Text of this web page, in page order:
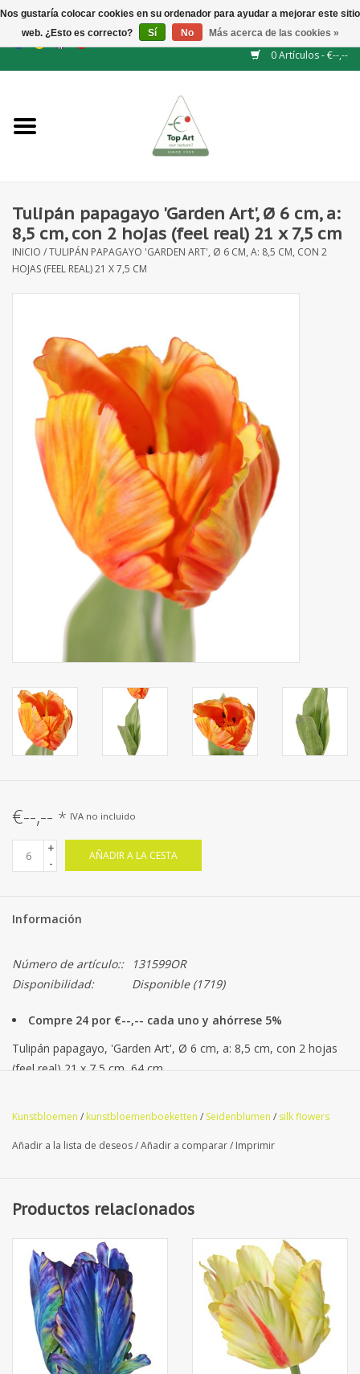
GBP/CHF /BGN/
0 Artículos - €--,--
NUEVO
Flores artificiales
Fruta artificial
decoración
Coronas de flores
Tulipán papagayo 'Garden Art', Ø 6 cm, a:
8,5 cm, con 2 hojas (feel real) 21 x 7,5 cm
INICIO /TULIPÁN PAPAGAYO 'GARDEN ART', Ø 6 CM, A: 8,5 CM, CON 2
HOJAS (FEEL REAL) 21 X 7,5 CM
€--,-- * IVA no incluido
+
-
AÑADIR A LA CESTA
Información
Número de artículo::
131599OR
Disponibilidad:
Disponible(1719)
Compre 24 por €--,-- cada uno y ahórrese 5%
Tulipán papagayo, 'Garden Art', Ø 6 cm, a: 8,5 cm, con 2 hojas
(feel real) 21 x 7,5 cm, 64 cm
Premium Quality
Kunstbloemen / kunstbloemenboeketten / Seidenblumen / silk flowers
Añadir a la lista de deseos/Añadir a comparar/ Imprimir
Productos relacionados
Nos gustaría colocar cookies en su ordenador para ayudar a mejorar este sitio
web. ¿Esto es correcto?
Sí No Más acerca de las cookies »